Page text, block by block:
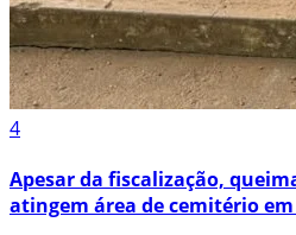
4
Apesar da fiscalização,
atingem área de cemitério em